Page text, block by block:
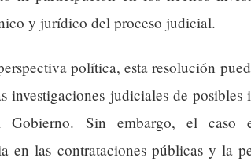
y jurídico del proceso judicial.
política, esta resolución
investigaciones judiciales de
Gobierno. Sin embargo, el caso
en las contrataciones públicas y la